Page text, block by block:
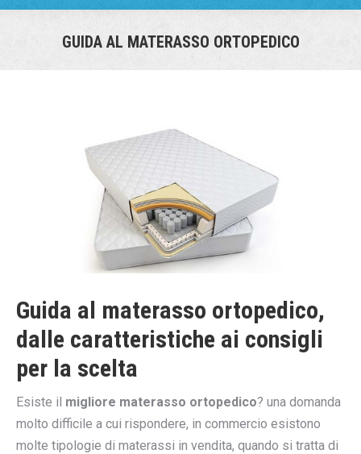
GUIDA AL MATERASSO ORTOPEDICO
Guida al materasso ortopedico,
dalle caratteristiche ai consigli
per la scelta
Esiste il migliore materasso ortopedico? una domanda
molto difficile a cui rispondere, in commercio esistono
molte tipologie di materassi in vendita, quando si tratta di